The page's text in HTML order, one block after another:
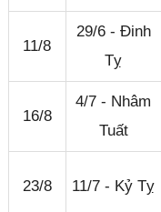
11/8
29/6 - Đinh
Tỵ
16/8
4/7 - Nhâm
Tuất
23/8 11/7 - Kỷ Tỵ